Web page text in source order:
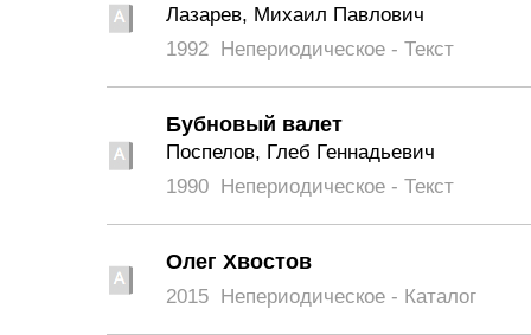
Лазарев, Михаил Павлович
1992 Непериодическое - Текст
Бубновый валет
Поспелов, Глеб Геннадьевич
1990 Непериодическое - Текст
Олег Хвостов
2015 Непериодическое - Каталог